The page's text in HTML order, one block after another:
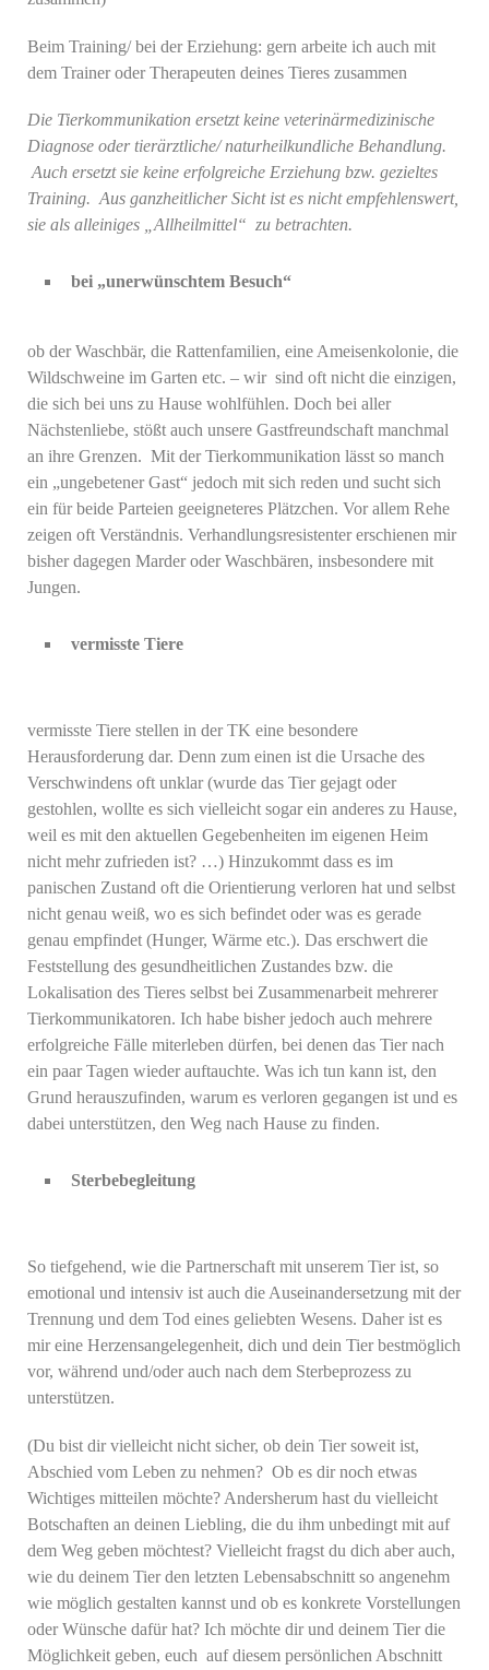
Beim Training/ bei der Erziehung: gern arbeite ich auch mit
dem Trainer oder Therapeuten deines Tieres zusammen
Die Tierkommunikation ersetzt keine veterinärmedizinische
Diagnose oder tierärztliche/ naturheilkundliche Behandlung.
Auch ersetzt sie keine erfolgreiche Erziehung bzw. gezieltes
Training. Aus ganzheitlicher Sicht ist es nicht empfehlenswert,
sie als alleiniges „Allheilmittel“ zu betrachten.
bei „unerwünschtem Besuch“
ob der Waschbär, die Rattenfamilien, eine Ameisenkolonie, die
Wildschweine im Garten etc. – wir sind oft nicht die einzigen,
die sich bei uns zu Hause wohlfühlen. Doch bei aller
Nächstenliebe, stößt auch unsere Gastfreundschaft manchmal
an ihre Grenzen. Mit der Tierkommunikation lässt so manch
ein „ungebetener Gast“ jedoch mit sich reden und sucht sich
ein für beide Parteien geeigneteres Plätzchen. Vor allem Rehe
zeigen oft Verständnis. Verhandlungsresistenter erschienen mir
bisher dagegen Marder oder Waschbären, insbesondere mit
Jungen.
vermisste Tiere
vermisste Tiere stellen in der TK eine besondere
Herausforderung dar. Denn zum einen ist die Ursache des
Verschwindens oft unklar (wurde das Tier gejagt oder
gestohlen, wollte es sich vielleicht sogar ein anderes zu Hause,
weil es mit den aktuellen Gegebenheiten im eigenen Heim
nicht mehr zufrieden ist? …) Hinzukommt dass es im
panischen Zustand oft die Orientierung verloren hat und selbst
nicht genau weiß, wo es sich befindet oder was es gerade
genau empfindet (Hunger, Wärme etc.). Das erschwert die
Feststellung des gesundheitlichen Zustandes bzw. die
Lokalisation des Tieres selbst bei Zusammenarbeit mehrerer
Tierkommunikatoren. Ich habe bisher jedoch auch mehrere
erfolgreiche Fälle miterleben dürfen, bei denen das Tier nach
ein paar Tagen wieder auftauchte. Was ich tun kann ist, den
Grund herauszufinden, warum es verloren gegangen ist und es
dabei unterstützen, den Weg nach Hause zu finden.
Sterbebegleitung
So tiefgehend, wie die Partnerschaft mit unserem Tier ist, so
emotional und intensiv ist auch die Auseinandersetzung mit der
Trennung und dem Tod eines geliebten Wesens. Daher ist es
mir eine Herzensangelegenheit, dich und dein Tier bestmöglich
vor, während und/oder auch nach dem Sterbeprozess zu
unterstützen.
(Du bist dir vielleicht nicht sicher, ob dein Tier soweit ist,
Abschied vom Leben zu nehmen? Ob es dir noch etwas
Wichtiges mitteilen möchte? Andersherum hast du vielleicht
Botschaften an deinen Liebling, die du ihm unbedingt mit auf
dem Weg geben möchtest? Vielleicht fragst du dich aber auch,
wie du deinem Tier den letzten Lebensabschnitt so angenehm
wie möglich gestalten kannst und ob es konkrete Vorstellungen
oder Wünsche dafür hat? Ich möchte dir und deinem Tier die
Möglichkeit geben, euch auf diesem persönlichen Abschnitt